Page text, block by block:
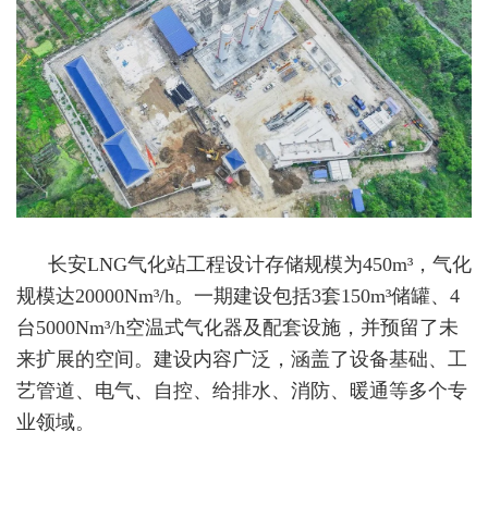
长安LNG气化站工程设计存储规模为450m³，气化
规模达20000Nm³/h。一期建设包括3套150m³储罐、4
台5000Nm³/h空温式气化器及配套设施，并预留了未
来扩展的空间。建设内容广泛，涵盖了设备基础、工
艺管道、电气、自控、给排水、消防、暖通等多个专
业领域。